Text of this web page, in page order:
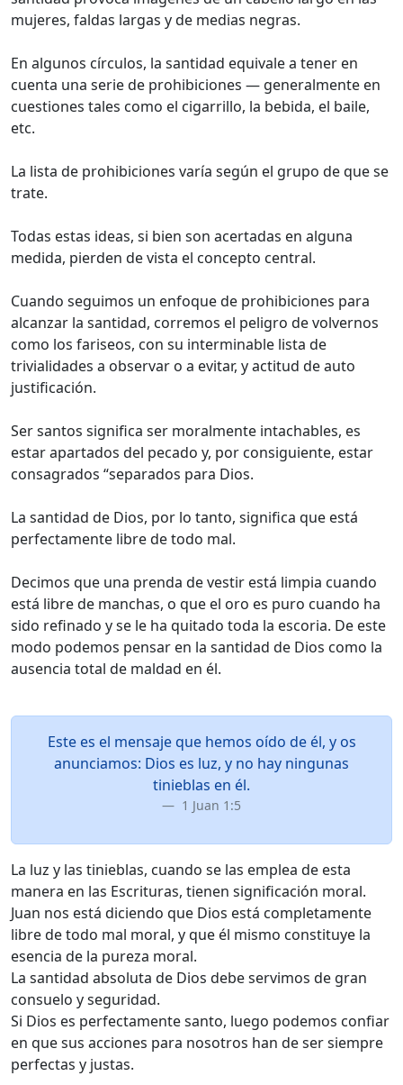
mujeres, faldas largas y de medias negras.
En algunos círculos, la santidad equivale a tener en
cuenta una serie de prohibiciones — generalmente en
cuestiones tales como el cigarrillo, la bebida, el baile,
etc.
La lista de prohibiciones varía según el grupo de que se
trate.
Todas estas ideas, si bien son acertadas en alguna
medida, pierden de vista el concepto central.
Cuando seguimos un enfoque de prohibiciones para
alcanzar la santidad, corremos el peligro de volvernos
como los fariseos, con su interminable lista de
trivialidades a observar o a evitar, y actitud de auto
justificación.
Ser santos significa ser moralmente intachables, es
estar apartados del pecado y, por consiguiente, estar
consagrados “separados para Dios.
La santidad de Dios, por lo tanto, significa que está
perfectamente libre de todo mal.
Decimos que una prenda de vestir está limpia cuando
está libre de manchas, o que el oro es puro cuando ha
sido refinado y se le ha quitado toda la escoria. De este
modo podemos pensar en la santidad de Dios como la
ausencia total de maldad en él.
Este es el mensaje que hemos oído de él, y os
anunciamos: Dios es luz, y no hay ningunas
tinieblas en él.
1 Juan 1:5
La luz y las tinieblas, cuando se las emplea de esta
manera en las Escrituras, tienen significación moral.
Juan nos está diciendo que Dios está completamente
libre de todo mal moral, y que él mismo constituye la
esencia de la pureza moral.
La santidad absoluta de Dios debe servimos de gran
consuelo y seguridad.
Si Dios es perfectamente santo, luego podemos confiar
en que sus acciones para nosotros han de ser siempre
perfectas y justas.